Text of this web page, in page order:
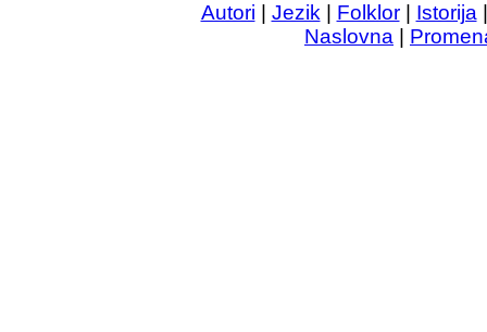
Autori Jezik| Folklor| Istorija
Naslovna